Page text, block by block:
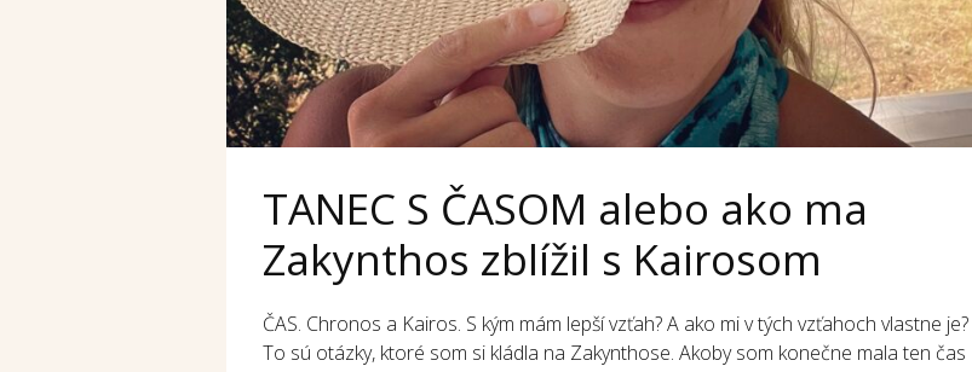
TANEC S ČASOM alebo ako ma
Zakynthos zblížil s Kairosom
ČAS. Chronos a Kairos. S kým mám lepší vzťah? A ako mi v tých vzťahoch vlastne je?
To sú otázky, ktoré som si kládla na Zakynthose. Akoby som konečne mala ten čas